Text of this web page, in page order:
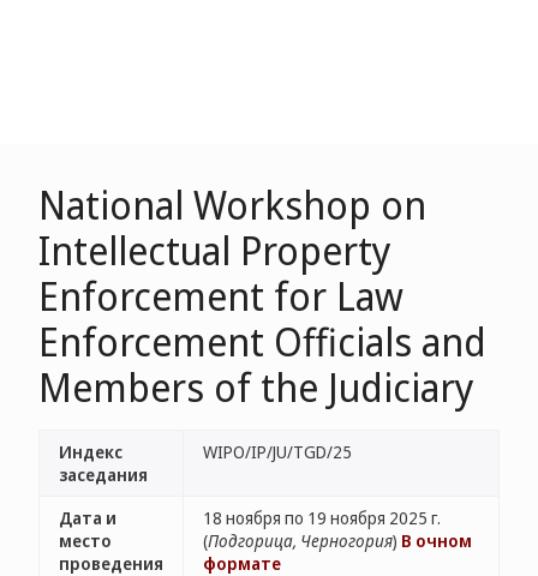
National Workshop on
Intellectual Property
Enforcement for Law
Enforcement Officials and
Members of the Judiciary
Индекс
заседания
WIPO/IP/JU/TGD/25
Дата и
место
проведения
18 ноября по 19 ноября 2025 г.
(Подгорица, Черногория) В очном
формате